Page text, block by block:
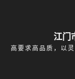
江门
高要求高品质，以